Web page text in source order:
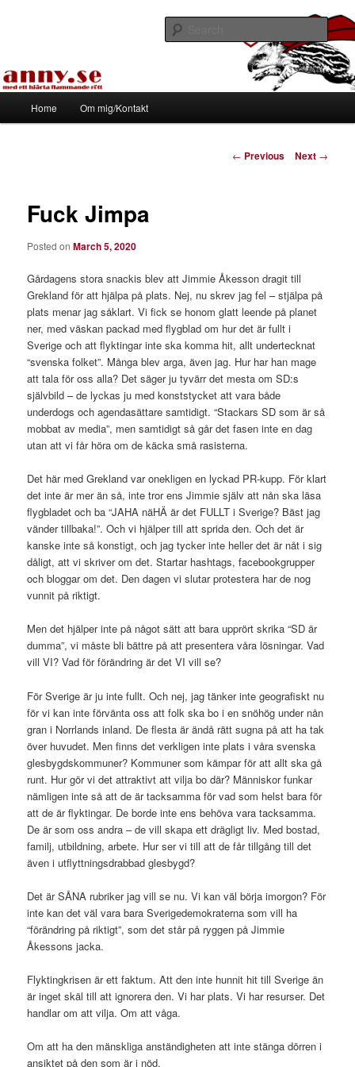
Tapirhen
Home Om mig/Kontakt
Post
← Previous Next →
Fuck Jimpa
Posted onMarch 5, 2020
Gårdagens stora snackis blev att Jimmie Åkesson dragit till
Grekland för att hjälpa på plats. Nej, nu skrev jag fel – stjälpa på
plats menar jag såklart. Vi fick se honom glatt leende på planet
ner, med väskan packad med flygblad om hur det är fullt i
Sverige och att flyktingar inte ska komma hit, allt undertecknat
“svenska folket”. Många blev arga, även jag. Hur har han mage
att tala för oss alla? Det säger ju tyvärr det mesta om SD:s
självbild – de lyckas ju med konststycket att vara både
underdogs och agendasättare samtidigt. “Stackars SD som är så
mobbat av media”, men samtidigt så går det fasen inte en dag
utan att vi får höra om de käcka små rasisterna.
Det här med Grekland var onekligen en lyckad PR-kupp. För klart
det inte är mer än så, inte tror ens Jimmie själv att nån ska läsa
flygbladet och ba “JAHA näHÄ är det FULLT i Sverige? Bäst jag
vänder tillbaka!”. Och vi hjälper till att sprida den. Och det är
kanske inte så konstigt, och jag tycker inte heller det är nåt i sig
dåligt, att vi skriver om det. Startar hashtags, facebookgrupper
och bloggar om det. Den dagen vi slutar protestera har de nog
vunnit på riktigt.
Men det hjälper inte på något sätt att bara upprört skrika “SD är
dumma”, vi måste bli bättre på att presentera våra lösningar. Vad
vill VI? Vad för förändring är det VI vill se?
För Sverige är ju inte fullt. Och nej, jag tänker inte geografiskt nu
för vi kan inte förvänta oss att folk ska bo i en snöhög under nån
gran i Norrlands inland. De flesta är ändå rätt sugna på att ha tak
över huvudet. Men finns det verkligen inte plats i våra svenska
glesbygdskommuner? Kommuner som kämpar för att allt ska gå
runt. Hur gör vi det attraktivt att vilja bo där? Människor funkar
nämligen inte så att de är tacksamma för vad som helst bara för
att de är flyktingar. De borde inte ens behöva vara tacksamma.
De är som oss andra – de vill skapa ett drägligt liv. Med bostad,
familj, utbildning, arbete. Hur ser vi till att de får tillgång till det
även i utflyttningsdrabbad glesbygd?
Det är SÅNA rubriker jag vill se nu. Vi kan väl börja imorgon? För
inte kan det väl vara bara Sverigedemokraterna som vill ha
“förändring på riktigt”, som det står på ryggen på Jimmie
Åkessons jacka.
Flyktingkrisen är ett faktum. Att den inte hunnit hit till Sverige än
är inget skäl till att ignorera den. Vi har plats. Vi har resurser. Det
handlar om att vilja. Om att våga.
Om att ha den mänskliga anständigheten att inte stänga dörren i
ansiktet på den som är i nöd.